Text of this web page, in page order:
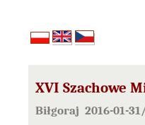
XVI Szachowe
Biłgoraj 2016-01-